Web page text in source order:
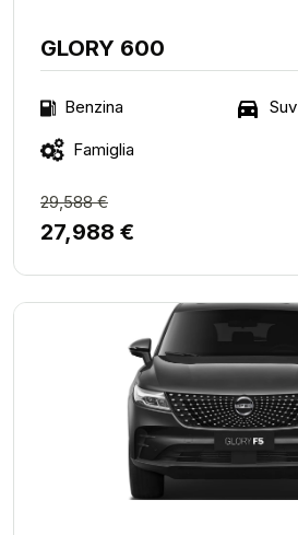
GLORY 600
Benzina Suv
Famiglia
29,588 €
27,988 €